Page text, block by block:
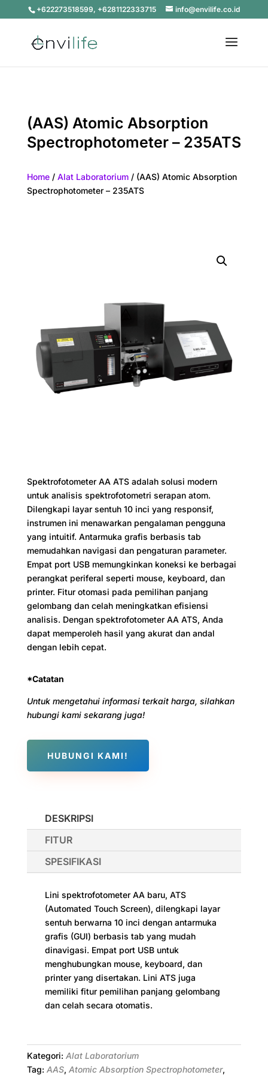
+622273518599, +6281122333715 info@envilife.co.id
(AAS) Atomic Absorption
Spectrophotometer – 235ATS
Home/ Alat Laboratorium/ (AAS) Atomic Absorption
Spectrophotometer – 235ATS
Spektrofotometer AA ATS adalah solusi modern
untuk analisis spektrofotometri serapan atom.
Dilengkapi layar sentuh 10 inci yang responsif,
instrumen ini menawarkan pengalaman pengguna
yang intuitif. Antarmuka grafis berbasis tab
memudahkan navigasi dan pengaturan parameter.
Empat port USB memungkinkan koneksi ke berbagai
perangkat periferal seperti mouse, keyboard, dan
printer. Fitur otomasi pada pemilihan panjang
gelombang dan celah meningkatkan efisiensi
analisis. Dengan spektrofotometer AA ATS, Anda
dapat memperoleh hasil yang akurat dan andal
dengan lebih cepat.
*Catatan
Untuk mengetahui informasi terkait harga, silahkan
hubungi kami sekarang juga!
HUBUNGI KAMI!
DESKRIPSI
FITUR
SPESIFIKASI
Lini spektrofotometer AA baru, ATS
(Automated Touch Screen), dilengkapi layar
sentuh berwarna 10 inci dengan antarmuka
grafis (GUI) berbasis tab yang mudah
dinavigasi. Empat port USB untuk
menghubungkan mouse, keyboard, dan
printer yang disertakan. Lini ATS juga
memiliki fitur pemilihan panjang gelombang
dan celah secara otomatis.
Kategori: Alat Laboratorium
Tag: AAS, Atomic Absorption Spectrophotometer,